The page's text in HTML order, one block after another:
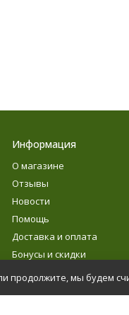
Информация
О магазине
Отзывы
Новости
Помощь
Доставка и оплата
Бонусы и скидки
продолжите, мы будем